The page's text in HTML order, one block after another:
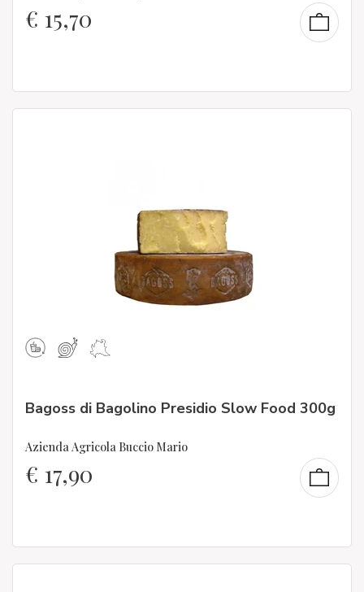
€ 15,70
Bagoss di Bagolino Presidio Slow Food 300g
Azienda Agricola Buccio Mario
€ 17,90